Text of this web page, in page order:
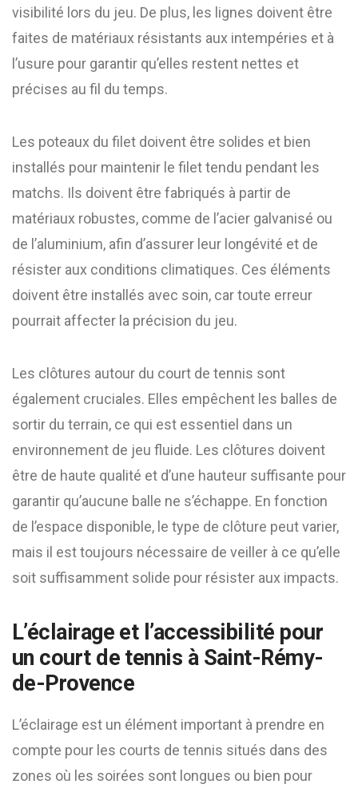
visibilité lors du jeu. De plus, les lignes doivent être
faites de matériaux résistants aux intempéries et à
l’usure pour garantir qu’elles restent nettes et
précises au fil du temps.
Les poteaux du filet doivent être solides et bien
installés pour maintenir le filet tendu pendant les
matchs. Ils doivent être fabriqués à partir de
matériaux robustes, comme de l’acier galvanisé ou
de l’aluminium, afin d’assurer leur longévité et de
résister aux conditions climatiques. Ces éléments
doivent être installés avec soin, car toute erreur
pourrait affecter la précision du jeu.
Les clôtures autour du court de tennis sont
également cruciales. Elles empêchent les balles de
sortir du terrain, ce qui est essentiel dans un
environnement de jeu fluide. Les clôtures doivent
être de haute qualité et d’une hauteur suffisante pour
garantir qu’aucune balle ne s’échappe. En fonction
de l’espace disponible, le type de clôture peut varier,
mais il est toujours nécessaire de veiller à ce qu’elle
soit suffisamment solide pour résister aux impacts.
L’éclairage et l’accessibilité pour
un court de tennis à Saint-Rémy-
de-Provence
L’éclairage est un élément important à prendre en
compte pour les courts de tennis situés dans des
zones où les soirées sont longues ou bien pour